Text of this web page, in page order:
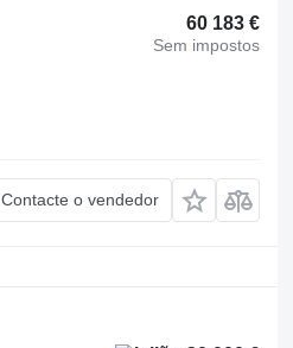
60 183 €
Sem impostos
Contacte o vendedor